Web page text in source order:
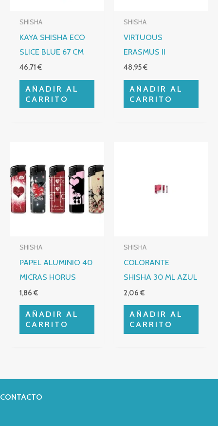
SHISHA
KAYA SHISHA ECO
SLICE BLUE 67 CM
46,71€
AÑADIR AL
CARRITO
SHISHA
VIRTUOUS
ERASMUS II
48,95€
AÑADIR AL
CARRITO
SHISHA
PAPEL ALUMINIO 40
MICRAS HORUS
1,86€
AÑADIR AL
CARRITO
SHISHA
COLORANTE
SHISHA 30 ML AZUL
2,06€
AÑADIR AL
CARRITO
CONTACTO